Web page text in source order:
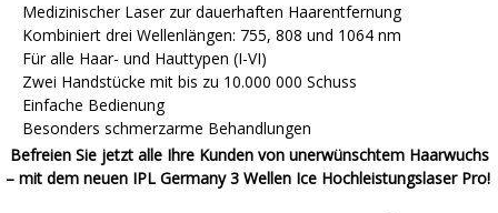
Medizinischer Laser zur dauerhaften Haarentfernung
Kombiniert drei Wellenlängen: 755, 808 und 1064 nm
Für alle Haar- und Hauttypen (I-VI)
Zwei Handstücke mit bis zu 10.000 000 Schuss
Einfache Bedienung
Besonders schmerzarme Behandlungen
Befreien Sie jetzt alle Ihre Kunden von unerwünschtem Haarwuchs
– mit dem neuen IPL Germany 3 Wellen Ice Hochleistungslaser Pro!